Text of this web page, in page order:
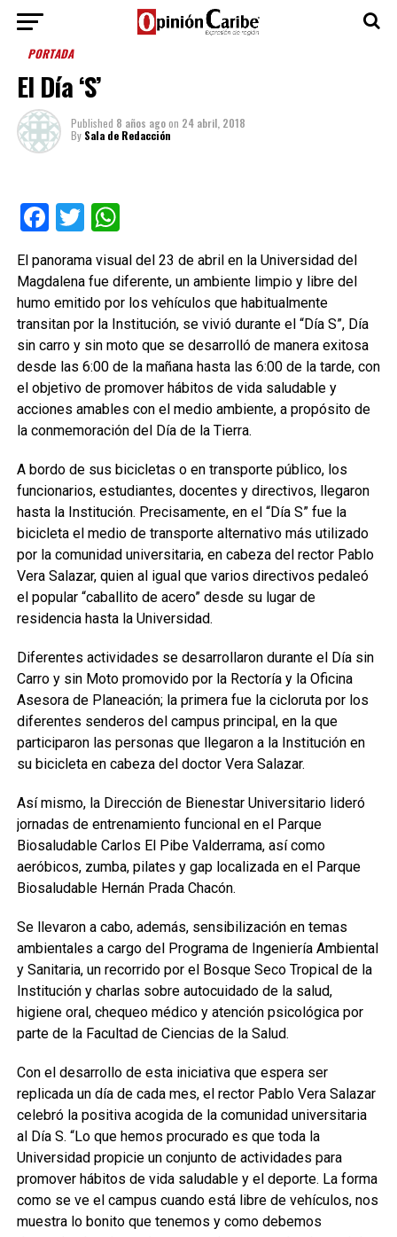
PORTADA
El Día ‘S’
Published 8 años agoon 24 abril, 2018
By Sala de Redacción
Facebook
TwitterWhatsApp
El panorama visual del 23 de abril en la Universidad del
Magdalena fue diferente, un ambiente limpio y libre del
humo emitido por los vehículos que habitualmente
transitan por la Institución, se vivió durante el “Día S”, Día
sin carro y sin moto que se desarrolló de manera exitosa
desde las 6:00 de la mañana hasta las 6:00 de la tarde, con
el objetivo de promover hábitos de vida saludable y
acciones amables con el medio ambiente, a propósito de
la conmemoración del Día de la Tierra.
A bordo de sus bicicletas o en transporte público, los
funcionarios, estudiantes, docentes y directivos, llegaron
hasta la Institución. Precisamente, en el “Día S” fue la
bicicleta el medio de transporte alternativo más utilizado
por la comunidad universitaria, en cabeza del rector Pablo
Vera Salazar, quien al igual que varios directivos pedaleó
el popular “caballito de acero” desde su lugar de
residencia hasta la Universidad.
Diferentes actividades se desarrollaron durante el Día sin
Carro y sin Moto promovido por la Rectoría y la Oficina
Asesora de Planeación; la primera fue la cicloruta por los
diferentes senderos del campus principal, en la que
participaron las personas que llegaron a la Institución en
su bicicleta en cabeza del doctor Vera Salazar.
Así mismo, la Dirección de Bienestar Universitario lideró
jornadas de entrenamiento funcional en el Parque
Biosaludable Carlos El Pibe Valderrama, así como
aeróbicos, zumba, pilates y gap localizada en el Parque
Biosaludable Hernán Prada Chacón.
Se llevaron a cabo, además, sensibilización en temas
ambientales a cargo del Programa de Ingeniería Ambiental
y Sanitaria, un recorrido por el Bosque Seco Tropical de la
Institución y charlas sobre autocuidado de la salud,
higiene oral, chequeo médico y atención psicológica por
parte de la Facultad de Ciencias de la Salud.
Con el desarrollo de esta iniciativa que espera ser
replicada un día de cada mes, el rector Pablo Vera Salazar
celebró la positiva acogida de la comunidad universitaria
al Día S. “Lo que hemos procurado es que toda la
Universidad propicie un conjunto de actividades para
promover hábitos de vida saludable y el deporte. La forma
como se ve el campus cuando está libre de vehículos, nos
muestra lo bonito que tenemos y como debemos